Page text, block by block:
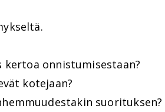
onnistumisestaan?
kotejaan?
suorituksen?